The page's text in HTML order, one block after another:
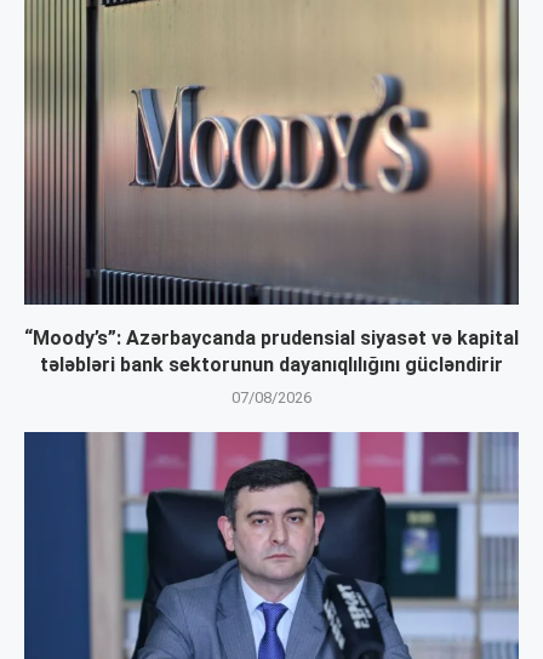
“Moody’s”: Azərbaycanda prudensial siyasət və kapital
tələbləri bank sektorunun dayanıqlılığını gücləndirir
07/08/2026